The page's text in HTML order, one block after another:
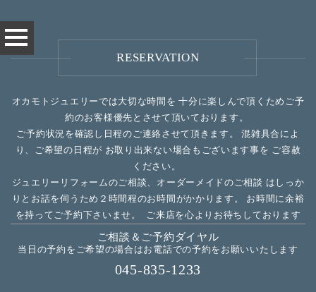
RESERVATION
オカモトジュエリーでは大切な時間を 十分に楽しんで頂くため ご予
約のお客様優先とさせて頂いております。
ご予約状況を確認し日程のご連絡させて頂きます。
混雑具合によ
り、ご希望の日程が お取り出来ない場合もございます事を ご容赦
ください。
ジュエリーリフォームのご相談、オーダーメイドのご相談 は しっか
りとお話を伺うため２時間程のお時間がかかります。 お時間に余裕
を持ってご予約下さいませ。
ご来店を心よりお待ちしております
ご相談＆ご予約ダイヤル
当日の予約をご希望の場合はお電話での予約をお願いいたします
045-835-1233